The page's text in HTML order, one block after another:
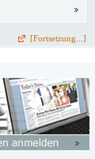
[Fortsetzung...]